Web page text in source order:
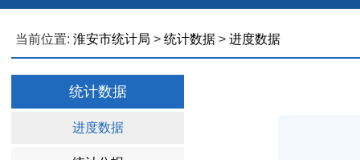
当前位置: 淮安市统计局 > 统计数据 > 进度数据
统计数据
进度数据